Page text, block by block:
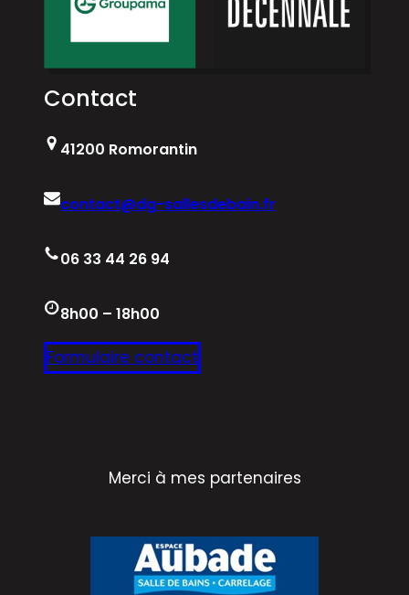
Contact
41200 Romorantin
contact@dg-sallesdebain.fr
06 33 44 26 94
8h00 – 18h00
Formulaire contact
Merci à mes partenaires